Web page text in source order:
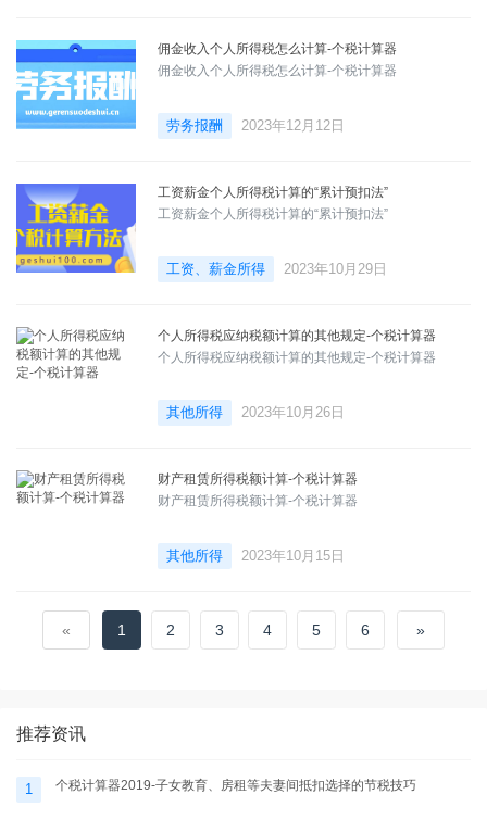
佣金收入个人所得税怎么计算-个税计算器
佣金收入个人所得税怎么计算-个税计算器
劳务报酬 2023年12月12日
工资薪金个人所得税计算的“累计预扣法”
工资薪金个人所得税计算的“累计预扣法”
工资、薪金所得 2023年10月29日
个人所得税应纳税额计算的其他规定-个税计算器
个人所得税应纳税额计算的其他规定-个税计算器
其他所得 2023年10月26日
财产租赁所得税额计算-个税计算器
财产租赁所得税额计算-个税计算器
其他所得 2023年10月15日
« 1 2 3 4 5 6 »
推荐资讯
1 个税计算器2019-子女教育、房租等夫妻间抵扣选择的节税技巧